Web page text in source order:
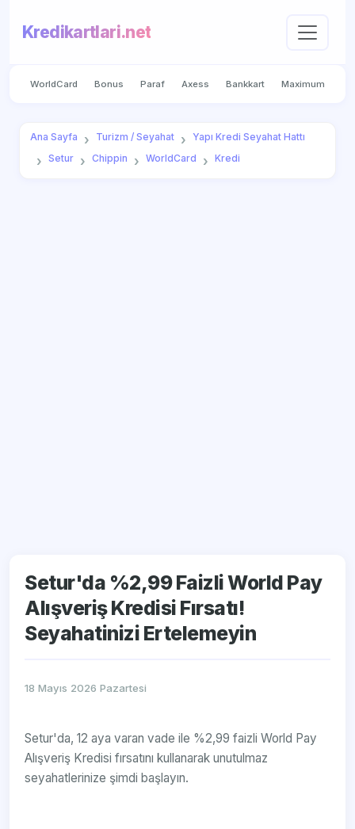
Kredikartlari.net
WorldCard Bonus Paraf Axess Bankkart Maximum
Ana Sayfa Turizm / Seyahat
Yapı Kredi Seyahat Hattı
Setur
Chippin WorldCard Kredi
Setur'da %2,99 Faizli World Pay
Alışveriş Kredisi Fırsatı!
Seyahatinizi Ertelemeyin
18 Mayıs 2026 Pazartesi
Setur'da, 12 aya varan vade ile %2,99 faizli World Pay
Alışveriş Kredisi fırsatını kullanarak unutulmaz
seyahatlerinize şimdi başlayın.